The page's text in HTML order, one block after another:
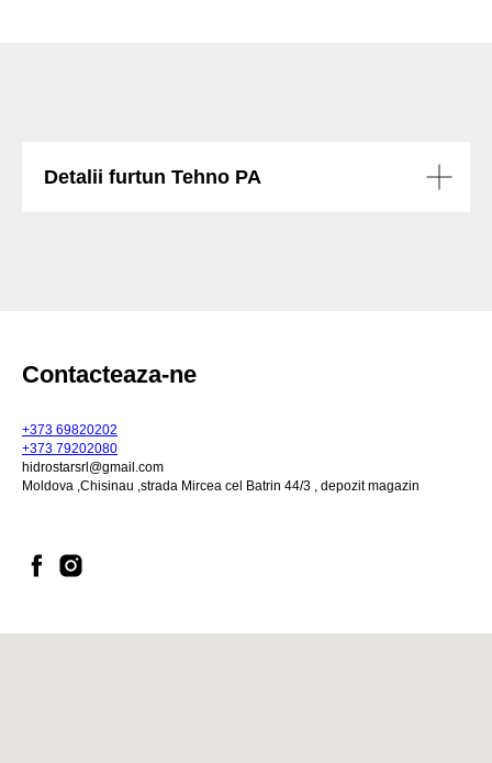
Detalii furtun Tehno PA
Contacteaza-ne
+373 69820202
+373 79202080
hidrostarsrl@gmail.com
Moldova ,Chisinau ,strada Mircea cel Batrin 44/3 , depozit magazin